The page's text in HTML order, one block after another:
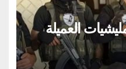
العميلة